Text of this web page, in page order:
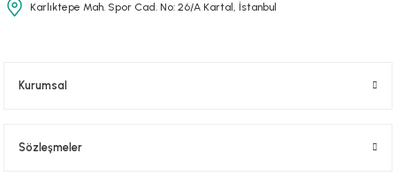
Karlıktepe Mah. Spor Cad. No: 26/A Kartal, İstanbul
Kurumsal
Sözleşmeler